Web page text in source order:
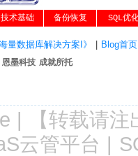
技术基础 备份恢复 SQL优
量数据库解决方案I》 Blog首页
墨科技 成就所托
| 【转载请注
云管平台 |